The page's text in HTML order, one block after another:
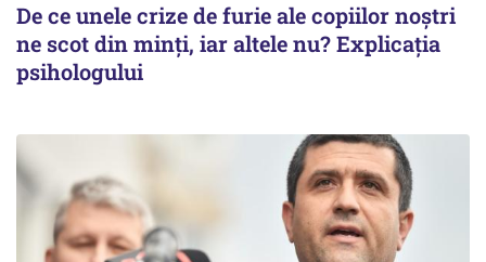
De ce unele crize de furie ale copiilor noștri
ne scot din minți, iar altele nu? Explicația
psihologului